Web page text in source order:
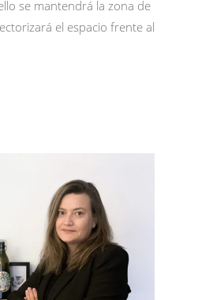
se mantendrá la zona de
el espacio frente al